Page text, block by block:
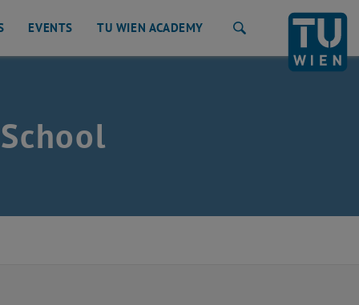
EVENTS TU WIEN ACADEMY